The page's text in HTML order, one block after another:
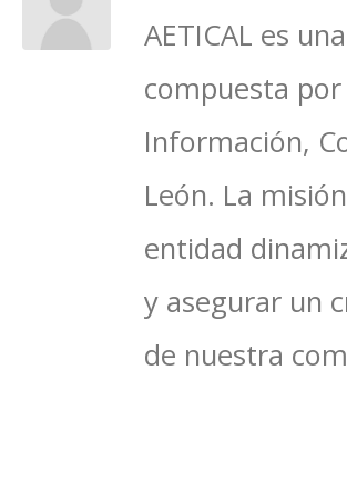
AETICAL es
compuesta
Información,
León. La
entidad
y asegurar un
de nuestra